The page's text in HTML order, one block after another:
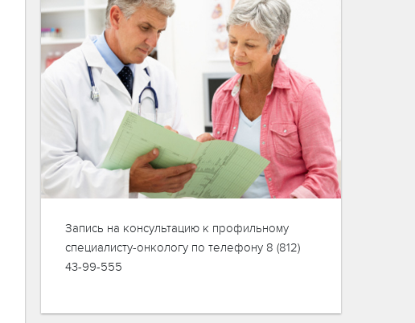
Запись на консультацию к профильному
специалисту-онкологу по телефону 8 (812)
43-99-555